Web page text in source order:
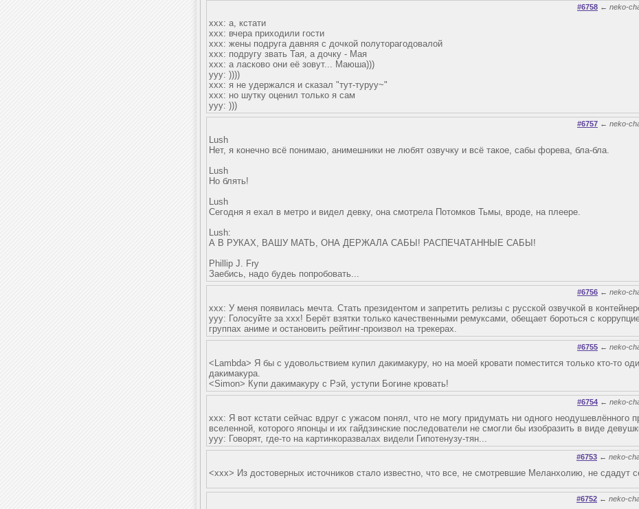
#6758 ← neko-
xxx: а, кстати
xxx: вчера приходили гости
xxx: жены подруга давняя с дочкой полуторагодовалой
xxx: подругу звать Тая, а дочку - Мая
xxx: а ласково они её зовут... Маюша)))
yyy: ))))
xxx: я не удержался и сказал "тут-туруу~"
xxx: но шутку оценил только я сам
yyy: )))
#6757 ← neko-
Lush
Нет, я конечно всё понимаю, анимешники не любят озвучку и всё такое, сабы форева, бла-бла.
Lush
Но блять!
Lush
Сегодня я ехал в метро и видел девку, она смотрела Потомков Тьмы, вроде, на плеере.
Lush:
А В РУКАХ, ВАШУ МАТЬ, ОНА ДЕРЖАЛА САБЫ! РАСПЕЧАТАННЫЕ САБЫ!
Phillip J. Fry
Заебись, надо будеь попробовать...
#6756 ← neko-
xxx: У меня появилась мечта. Стать президентом и запретить релизы с русской озвучкой в
yyy: Голосуйте за xxx! Берёт взятки только качественными ремуксами, обещает бороться с
группах аниме и остановить рейтинг-произвол на трекерах.
#6755 ← neko-
<Lambda> Я бы с удовольствием купил дакимакуру, но на моей кровати поместится только кто-то
дакимакура.
<Simon> Купи дакимакуру с Рэй, уступи Богине кровать!
#6754 ← neko-
xxx: Я вот кстати сейчас вдруг с ужасом понял, что не могу придумать ни одного неодушевлённого
вселенной, которого японцы и их гайдзинские последователи не смогли бы изобразить в виде
yyy: Говорят, где-то на картинкоразвалах видели Гипотенузу-тян...
#6753 ← neko-
<xxx> Из достоверных источников стало известно, что все, не смотревшие Меланхолию, не сдадут
#6752 ← neko-